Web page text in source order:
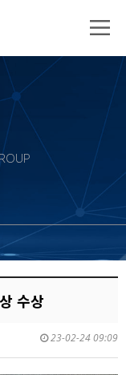
수상
23-02-24 09:09